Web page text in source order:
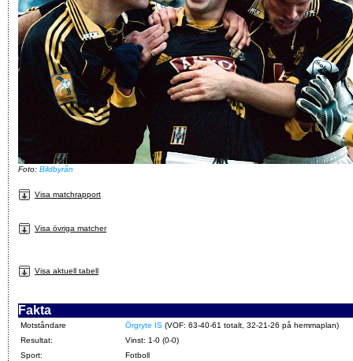
Foto: Bildbyrån
Visa matchrapport
Visa övriga matcher
Visa aktuell tabell
Fakta
Motståndare Örgryte IS (VOF: 63-40-61 totalt, 32-21-26 på hemmaplan)
Resultat:
Vinst: 1-0 (0-0)
Sport:
Fotboll